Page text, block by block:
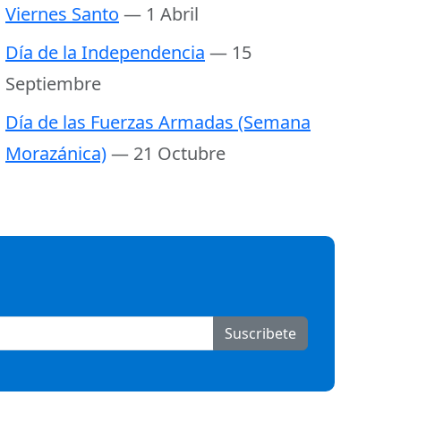
Viernes Santo — 1 Abril
Día de la Independencia — 15
Septiembre
Día de las Fuerzas Armadas (Semana
Morazánica)— 21 Octubre
Suscribete